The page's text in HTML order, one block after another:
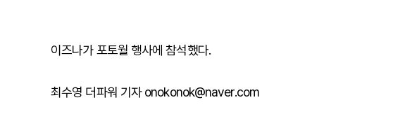
이즈나가 포토월 행사에 참석했다.
최수영 더파워 기자 onokonok@naver.com